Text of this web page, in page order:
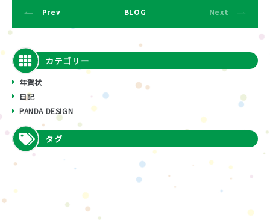
Prev BLOG Next
カテゴリー
年賀状
日記
PANDA DESIGN
タグ